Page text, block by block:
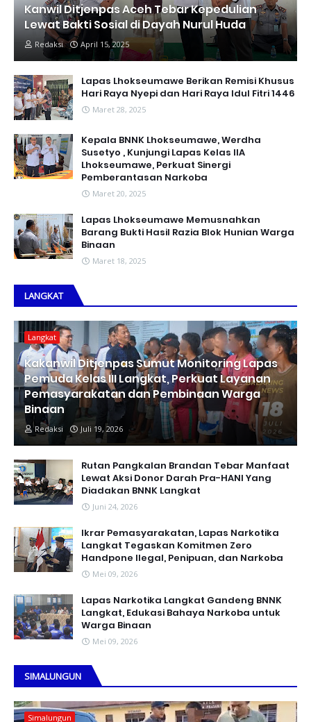
Kanwil Ditjenpas Aceh Tebar Kepedulian
Lewat Bakti Sosial di Dayah Nurul Huda
Redaksi April 15, 2025
Lapas Lhokseumawe Berikan Remisi Khusus
Hari Raya Nyepi dan Hari Raya Idul Fitri 1446
Maret 28, 2025
Kepala BNNK Lhokseumawe, Werdha
Susetyo , Kunjungi Lapas Kelas IIA
Lhokseumawe, Perkuat Sinergi
Pemberantasan Narkoba
Maret 20, 2025
Lapas Lhokseumawe Memusnahkan
Barang Bukti Hasil Razia Blok Hunian Warga
Binaan
Maret 18, 2025
LANGKAT
Langkat
Kakanwil Ditjenpas Sumut Monitoring Lapas
Pemuda Kelas III Langkat, Perkuat Layanan
Pemasyarakatan dan Pembinaan Warga
Binaan
Redaksi Juli 19, 2026
Rutan Pangkalan Brandan Tebar Manfaat
Lewat Aksi Donor Darah Pra-HANI Yang
Diadakan BNNK Langkat
Juni 24, 2026
Ikrar Pemasyarakatan, Lapas Narkotika
Langkat Tegaskan Komitmen Zero
Handpone llegal, Penipuan, dan Narkoba
Mei 09, 2026
Lapas Narkotika Langkat Gandeng BNNK
Langkat, Edukasi Bahaya Narkoba untuk
Warga Binaan
Mei 09, 2026
SIMALUNGUN
Simalungun